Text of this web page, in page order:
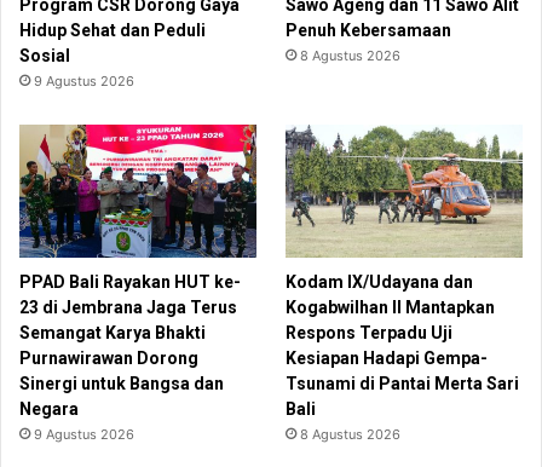
Program CSR Dorong Gaya
Hidup Sehat dan Peduli
Sosial
9 Agustus 2026
Sawo Ageng dan 11 Sawo Alit
Penuh Kebersamaan
8 Agustus 2026
PPAD Bali Rayakan HUT ke-
23 di Jembrana Jaga Terus
Semangat Karya Bhakti
Purnawirawan Dorong
Sinergi untuk Bangsa dan
Negara
9 Agustus 2026
Kodam IX/Udayana dan
Kogabwilhan II Mantapkan
Respons Terpadu Uji
Kesiapan Hadapi Gempa-
Tsunami di Pantai Merta Sari
Bali
8 Agustus 2026